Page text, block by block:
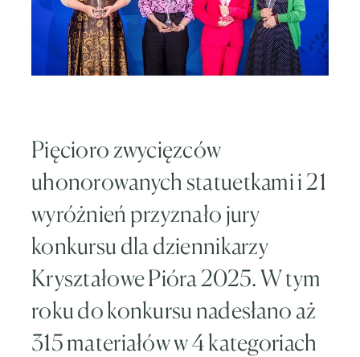
Pięcioro zwycięzców
uhonorowanych statuetkami i 21
wyróżnień przyznało jury
konkursu dla dziennikarzy
Kryształowe Pióra 2025. W tym
roku do konkursu nadesłano aż
315 materiałów w 4 kategoriach